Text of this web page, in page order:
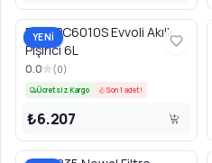
YENİ
EVKAPC6010S Evvoli Akıllı
Pişirici 6L
0.0 (0)
Ücretsiz Kargo Son 1 adet!
₺6.207